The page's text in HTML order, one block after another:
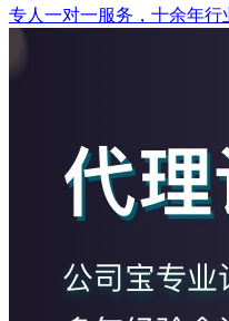
专人一对一服务，十余年